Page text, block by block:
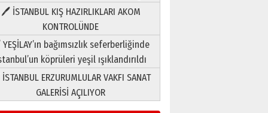
🖊 İSTANBUL KIŞ HAZIRLIKLARI AKOM
KONTROLÜNDE
bağımsızlık seferberliğinde
köprüleri yeşil ışıklandırıldı
ERZURUMLULAR VAKFI SANAT
GALERİSİ AÇILIYOR
Yıldırım Gündoğdu
HAVVA’NIN ÜÇ KIZI
09 Temmuz 2026 Perşembe
Yusuf POLAT
Şampiyonluk Sebahattin
Şirin’e yazar